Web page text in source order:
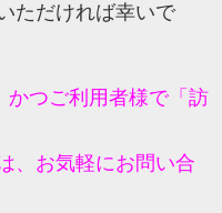
ただければ幸いで
かつご利用者様で「訪
お気軽にお問い合